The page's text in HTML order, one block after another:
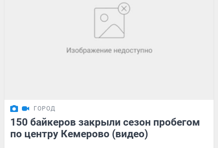
ГОРОД
150 байкеров закрыли сезон пробегом
по центру Кемерово (видео)